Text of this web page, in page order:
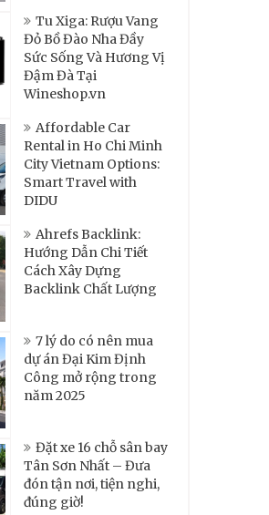
Tu Xiga: Rượu Vang
Đỏ Bồ Đào Nha Đầy
Sức Sống Và Hương Vị
Đậm Đà Tại
Wineshop.vn
Affordable Car
Rental in Ho Chi Minh
City Vietnam Options:
Smart Travel with
DIDU
Ahrefs Backlink:
Hướng Dẫn Chi Tiết
Cách Xây Dựng
Backlink Chất Lượng
7 lý do có nên mua
dự án Đại Kim Định
Công mở rộng trong
năm 2025
Đặt xe 16 chỗ sân bay
Tân Sơn Nhất – Đưa
đón tận nơi, tiện nghi,
đúng giờ!